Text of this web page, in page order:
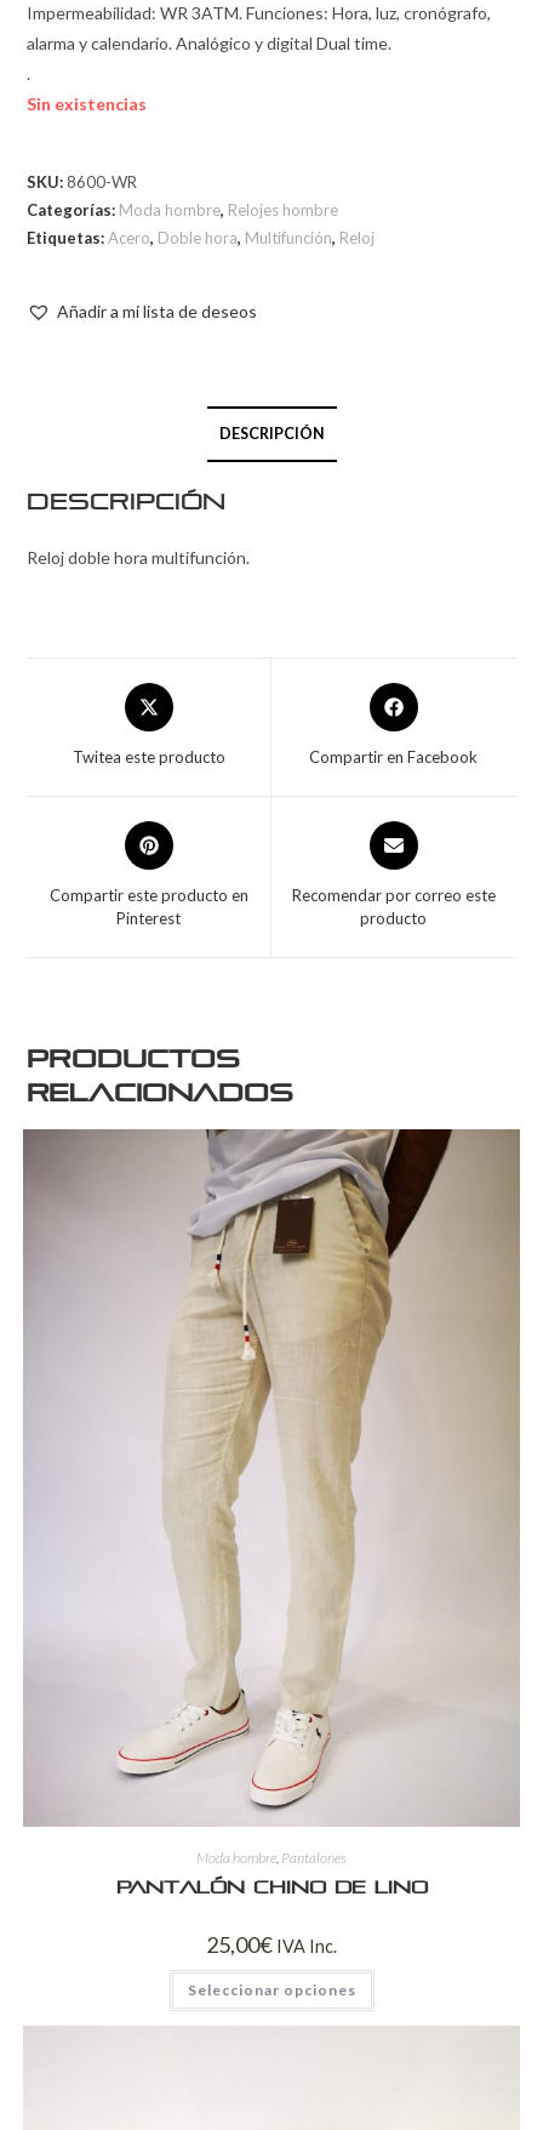
Impermeabilidad: WR 3ATM. Funciones: Hora, luz, cronógrafo,
alarma y calendario. Analógico y digital Dual time.
.
Sin existencias
SKU:8600-WR
Categorías: Moda hombre, Relojes hombre
Etiquetas:Acero, Doble hora, Multifunción, Reloj
Añadir a mi lista de deseos
DESCRIPCIÓN
Descripción
Reloj doble hora multifunción.
Twitea este producto Compartir en Facebook
Compartir este producto en
Pinterest
Recomendar por correo este
producto
Productos
relacionados
Moda hombre Pantalones
Pantalón chino de lino
25,00€ IVA Inc.
Seleccionar opciones